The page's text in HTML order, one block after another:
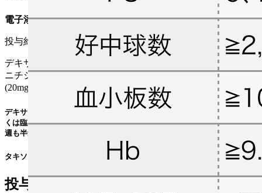
電子添文¹⁾の前投薬
投与約30分前までに以下の投与を終了する
デキサメタゾンリン酸エステルナトリウム注射液 (8mg) +ラ
ニチジン塩酸塩注射液 (50mg) or 注射用ファモチジン
(20mg)+ジフェンヒドラミン塩酸塩錠 (50mg)
デキサメタゾンに関しては次回投与時までに過敏症状の発現がない､ もし
くは臨床上問題のない場合は2週目の投与より半量に減量可｡ 以降の投与
週も半量ずつ最低1mgまで減量可
タキソール®電子添文 (2023年7月改訂 第2版) より引用
投与開始基準